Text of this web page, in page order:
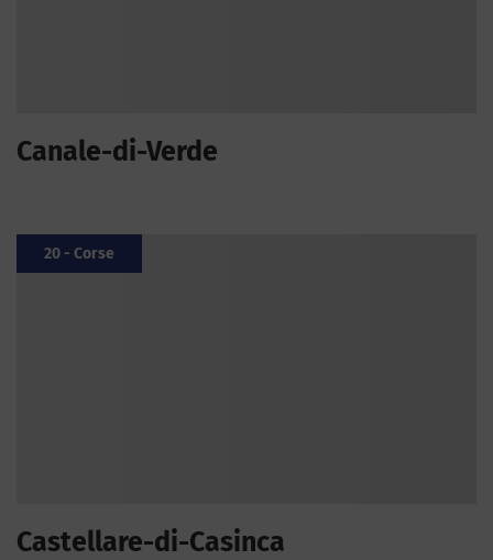
Canale-di-Verde
20 - Corse
Castellare-di-Casinca